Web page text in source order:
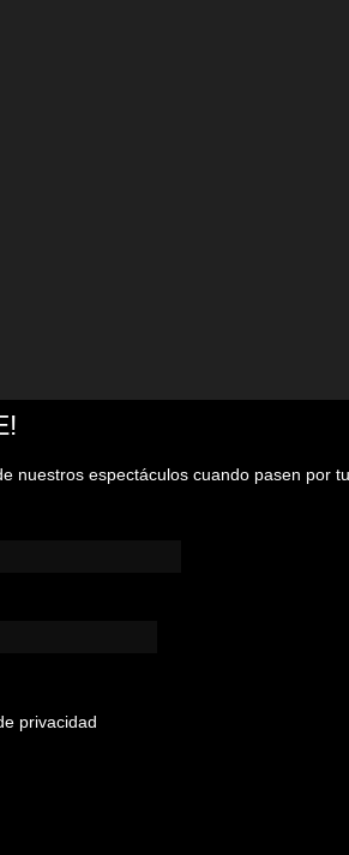
nuestros espectáculos cuando pasen por tu
privacidad